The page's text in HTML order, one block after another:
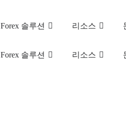
Forex 솔루션 리소스
Forex 솔루션 리소스